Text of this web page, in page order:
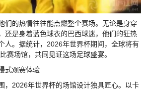
们的热情往往能点燃整个赛场。无论是身穿
还是身着蓝色球衣的巴西球迷，他们的狂热
人。据统计，2026年世界杯期间，全球将有
赛场馆，共同见证这场足球盛宴。
式观赛体验
，2026年世界杯的场馆设计独具匠心。以卡